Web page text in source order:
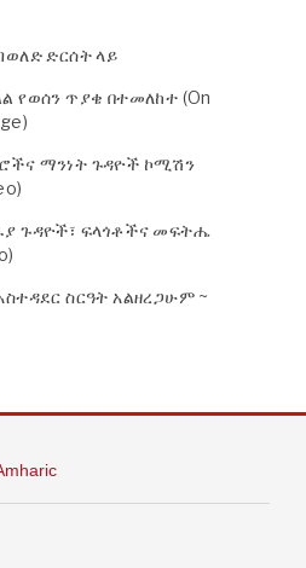
ድርሰት ላይ
የወሰን ጥያቄ በተመለከተ (On
ማንነት ጉዳዮች ኮሚሽን
ጉዳዮች፣ ፍላጎቶችና መፍትሔ
ስርዓት አልዘረጋሁም ~